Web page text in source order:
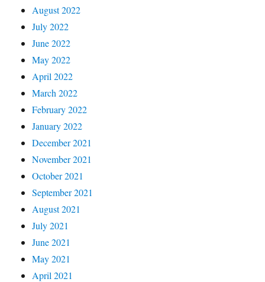
August 2022
July 2022
June 2022
May 2022
April 2022
March 2022
February 2022
January 2022
December 2021
November 2021
October 2021
September 2021
August 2021
July 2021
June 2021
May 2021
April 2021